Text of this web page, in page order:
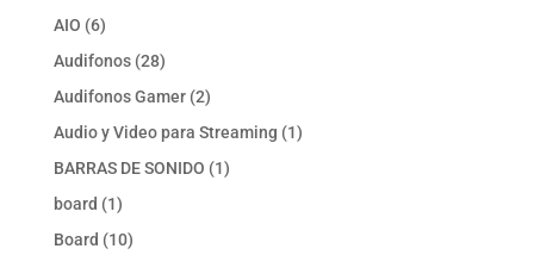
AIO 66
productos
Audifonos 2828
productos
Audifonos Gamer 22
productos
Audio y Video para Streaming 11
BARRAS DE SONIDO 11
board 11
producto
Board 1010